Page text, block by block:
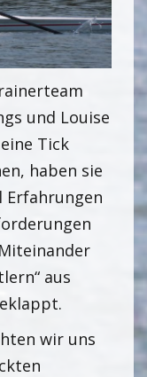
und Louise
Tick
haben sie
aus
wir uns